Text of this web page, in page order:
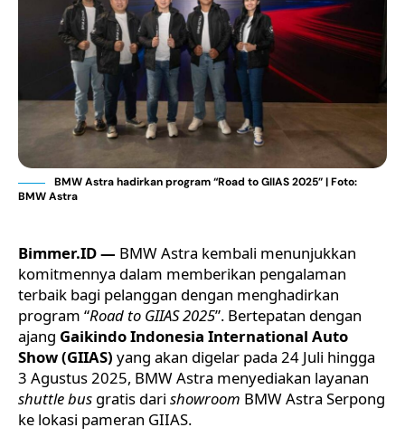
BMW Astra hadirkan program “Road to GIIAS 2025” | Foto:
BMW Astra
Bimmer.ID — BMW Astra kembali menunjukkan
komitmennya dalam memberikan pengalaman
terbaik bagi pelanggan dengan menghadirkan
program “Road to GIIAS 2025”. Bertepatan dengan
ajang Gaikindo Indonesia International Auto
Show (GIIAS) yang akan digelar pada 24 Juli hingga
3 Agustus 2025, BMW Astra menyediakan layanan
shuttle bus gratis dari showroom BMW Astra Serpong
ke lokasi pameran GIIAS.